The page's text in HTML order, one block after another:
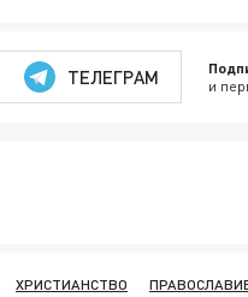
ТЕЛЕГРАМ и
ХРИСТИАНСТВО